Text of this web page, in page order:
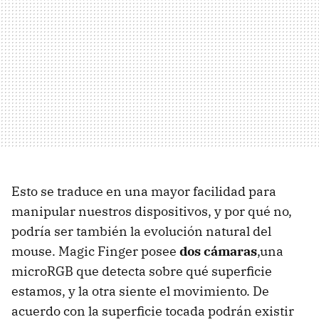
Esto se traduce en una mayor facilidad para
manipular nuestros dispositivos, y por qué no,
podría ser también la evolución natural del
mouse. Magic Finger posee dos cámaras,una
microRGB que detecta sobre qué superficie
estamos, y la otra siente el movimiento. De
acuerdo con la superficie tocada podrán existir